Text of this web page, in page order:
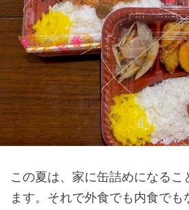
この夏は、家に缶詰めになるこ
ます。それで外食でも内食でも